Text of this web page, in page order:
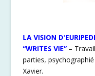
LA VISION
“WRITES VIE” –
parties,
Xavier.